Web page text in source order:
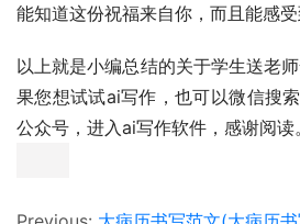
能知道这份祝福来自你，而且能感受
以上就是小编总结的关于学生送老
果您想试试ai写作，也可以微信搜
公众号，进入ai写作软件，感谢阅读。